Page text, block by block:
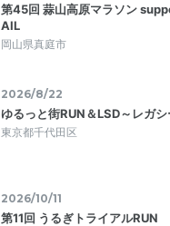
第45回 蒜山高原マラソン
AIL
岡山県真庭市
2026/8/22
ゆるっと街RUN＆LSD～レガシ
東京都千代田区
2026/10/11
第11回 うるぎトライアルRUN